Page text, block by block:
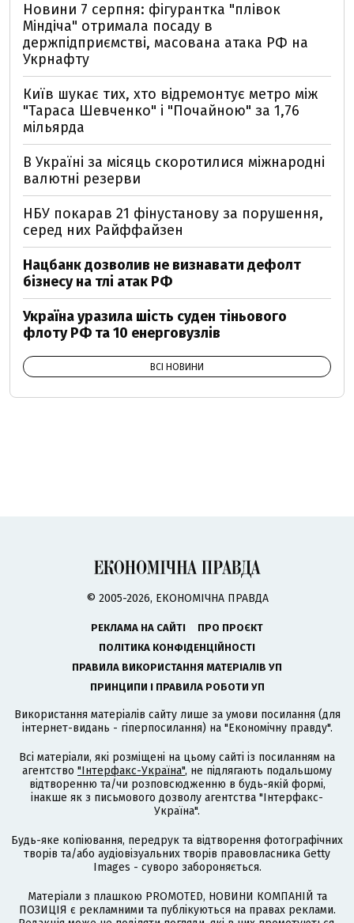
Новини 7 серпня: фігурантка "плівок
Міндіча" отримала посаду в
держпідприємстві, масована атака РФ на
Укрнафту
Київ шукає тих, хто відремонтує метро між
"Тараса Шевченко" і "Почайною" за 1,76
мільярда
В Україні за місяць скоротилися міжнародні
валютні резерви
НБУ покарав 21 фінустанову за порушення,
серед них Райффайзен
Нацбанк дозволив не визнавати дефолт
бізнесу на тлі атак РФ
Україна уразила шість суден тіньового
флоту РФ та 10 енерговузлів
ВСІ НОВИНИ
© 2005-2026, ЕКОНОМІЧНА ПРАВДА
РЕКЛАМА НА САЙТІ
ПРО ПРОЄКТ
ПОЛІТИКА КОНФІДЕНЦІЙНОСТІ
ПРАВИЛА ВИКОРИСТАННЯ МАТЕРІАЛІВ УП
ПРИНЦИПИ І ПРАВИЛА РОБОТИ УП
Використання матеріалів сайту лише за умови посилання (для
інтернет-видань - гіперпосилання) на "Економічну правду".
Всі матеріали, які розміщені на цьому сайті із посиланням на
агентство "Інтерфакс-Україна", не підлягають подальшому
відтворенню та/чи розповсюдженню в будь-якій формі,
інакше як з письмового дозволу агентства "Інтерфакс-
Україна".
Будь-яке копіювання, передрук та відтворення фотографічних
творів та/або аудіовізуальних творів правовласника Getty
Images - суворо забороняється.
Матеріали з плашкою PROMOTED, НОВИНИ КОМПАНІЙ та
ПОЗИЦІЯ є рекламними та публікуються на правах реклами.